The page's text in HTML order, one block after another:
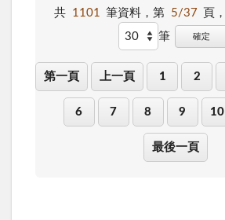
共 1101 筆資料，第 5/37 頁，
筆
確定
第一頁 上一頁 1 2
6 7 8 9 10
最後一頁